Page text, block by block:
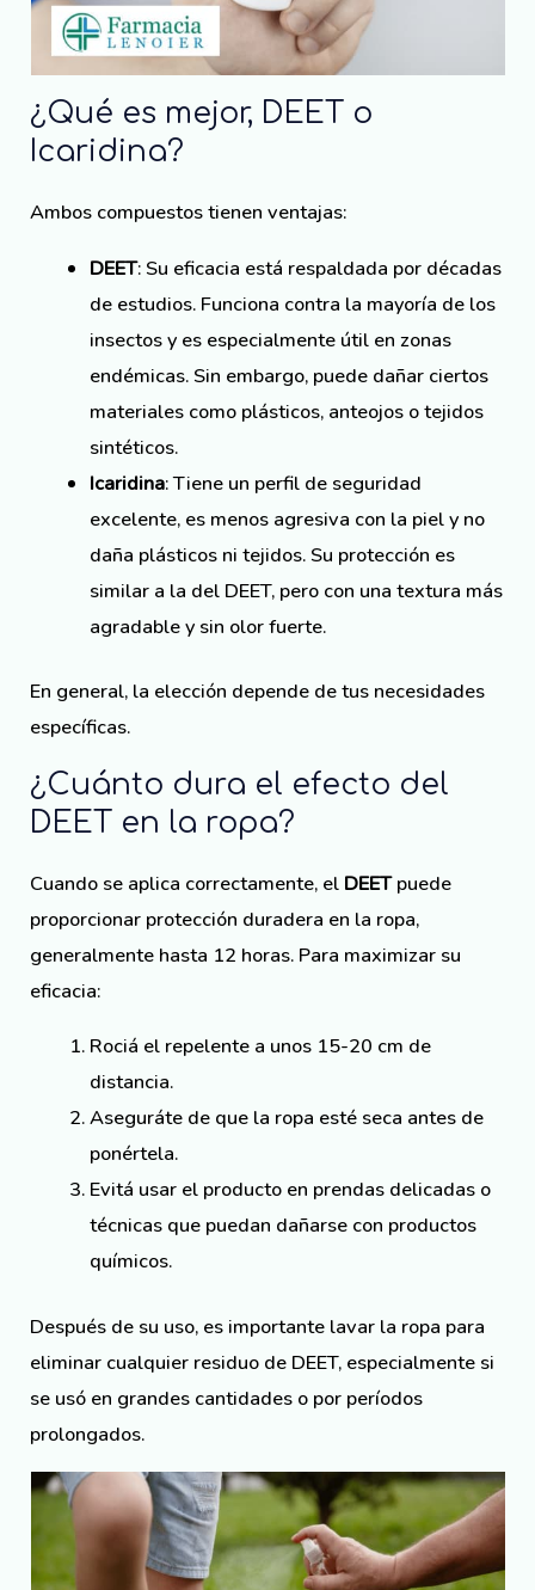
¿Qué es mejor, DEET o
Icaridina?
Ambos compuestos tienen ventajas:
DEET: Su eficacia está respaldada por décadas
de estudios. Funciona contra la mayoría de los
insectos y es especialmente útil en zonas
endémicas. Sin embargo, puede dañar ciertos
materiales como plásticos, anteojos o tejidos
sintéticos.
Icaridina: Tiene un perfil de seguridad
excelente, es menos agresiva con la piel y no
daña plásticos ni tejidos. Su protección es
similar a la del DEET, pero con una textura más
agradable y sin olor fuerte.
En general, la elección depende de tus necesidades
específicas.
¿Cuánto dura el efecto del
DEET en la ropa?
Cuando se aplica correctamente, el DEETpuede
proporcionar protección duradera en la ropa,
generalmente hasta 12 horas. Para maximizar su
eficacia:
Rociá el repelente a unos 15-20 cm de
distancia.
Aseguráte de que la ropa esté seca antes de
ponértela.
Evitá usar el producto en prendas delicadas o
técnicas que puedan dañarse con productos
químicos.
Después de su uso, es importante lavar la ropa para
eliminar cualquier residuo de DEET, especialmente si
se usó en grandes cantidades o por períodos
prolongados.